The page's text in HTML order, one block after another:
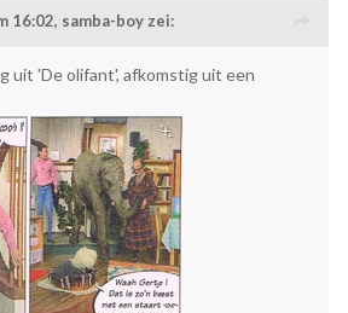
16:02, samba-boy zei:
uit 'De olifant', afkomstig uit een